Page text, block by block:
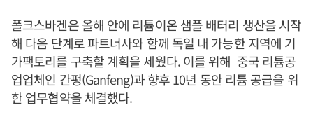
폴크스바겐은 올해 안에 리튬이온 샘플 배터리 생산을 시작
해 다음 단계로 파트너사와 함께 독일 내 가능한 지역에 기
가팩토리를 구축할 계획을 세웠다. 이를 위해 중국 리튬공
업업체인 간펑(Ganfeng)과 향후 10년 동안 리튬 공급을 위
한 업무협약을 체결했다.